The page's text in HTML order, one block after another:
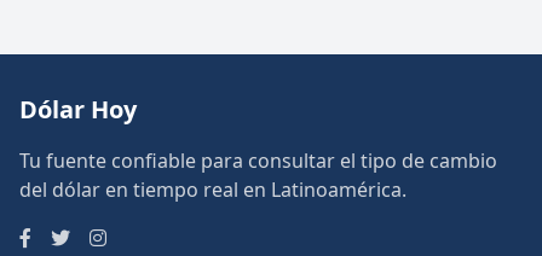
Dólar Hoy
Tu fuente confiable para consultar el tipo de cambio
del dólar en tiempo real en Latinoamérica.